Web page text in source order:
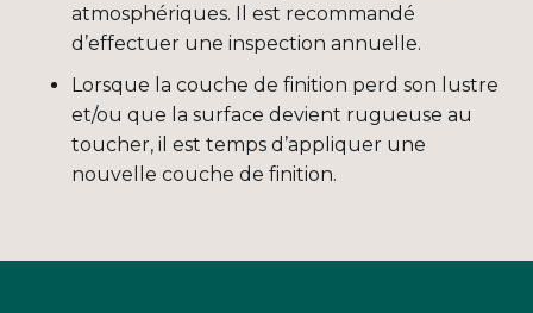
atmosphériques. Il est recommandé
d’effectuer une inspection annuelle.
Lorsque la couche de finition perd son lustre
et/ou que la surface devient rugueuse au
toucher, il est temps d’appliquer une
nouvelle couche de finition.